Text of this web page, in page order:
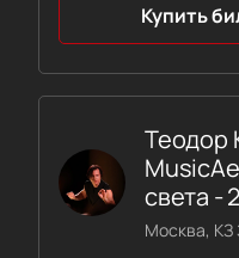
Купить
Теодор
света -
Москва, КЗ